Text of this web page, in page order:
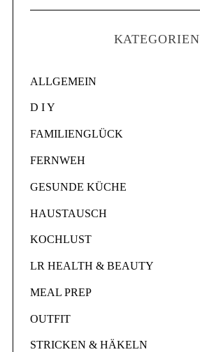
KATEGORIEN
ALLGEMEIN
D I Y
FAMILIENGLÜCK
FERNWEH
GESUNDE KÜCHE
HAUSTAUSCH
KOCHLUST
LR HEALTH & BEAUTY
MEAL PREP
OUTFIT
STRICKEN & HÄKELN